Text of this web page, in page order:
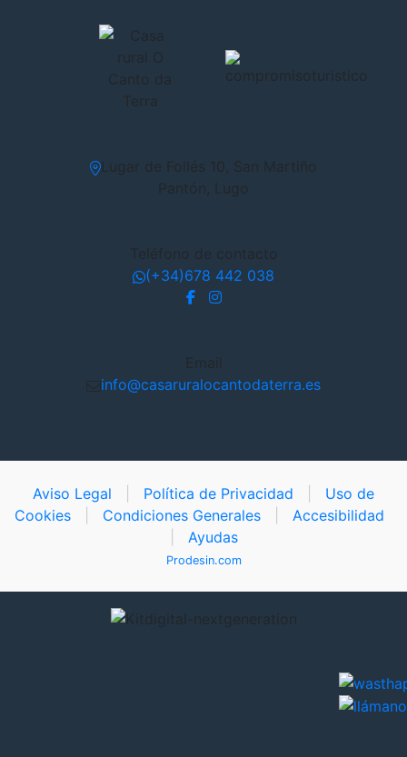
Lugar de Follés 10, San Martiño
Pantón, Lugo
Teléfono de contacto
(+34)678 442 038
Email
info@casaruralocantodaterra.es
Aviso Legal Política de Privacidad
Uso de
Cookies| Condiciones Generales| Accesibilidad
Ayudas
Prodesin.com